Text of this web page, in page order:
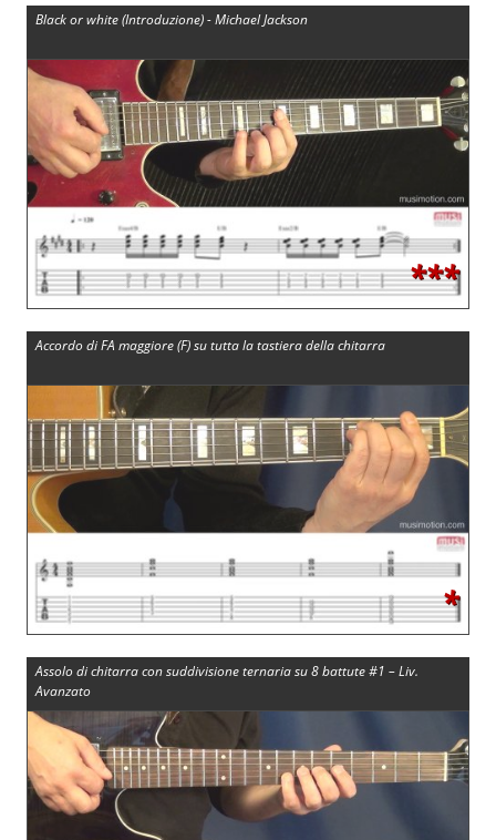
Black or white (Introduzione) - Michael Jackson
***
Accordo di FA maggiore (F) su tutta la tastiera della chitarra
*
Assolo di chitarra con suddivisione ternaria su 8 battute #1 – Liv.
Avanzato